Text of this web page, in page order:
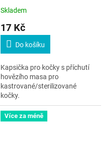
Skladem
17 Kč
Do košíku
Kapsička pro kočky s příchutí
hovězího masa pro
kastrované/sterilizované
kočky.
Více za méně